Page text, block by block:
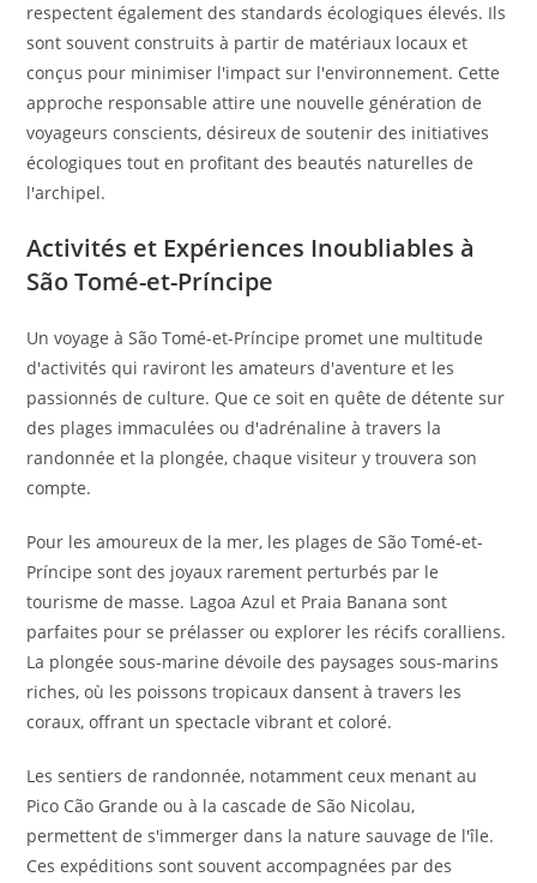
respectent également des standards écologiques élevés. Ils
sont souvent construits à partir de matériaux locaux et
conçus pour minimiser l'impact sur l'environnement. Cette
approche responsable attire une nouvelle génération de
voyageurs conscients, désireux de soutenir des initiatives
écologiques tout en profitant des beautés naturelles de
l'archipel.
Activités et Expériences Inoubliables à
São Tomé-et-Príncipe
Un voyage à São Tomé-et-Príncipe promet une multitude
d'activités qui raviront les amateurs d'aventure et les
passionnés de culture. Que ce soit en quête de détente sur
des plages immaculées ou d'adrénaline à travers la
randonnée et la plongée, chaque visiteur y trouvera son
compte.
Pour les amoureux de la mer, les plages de São Tomé-et-
Príncipe sont des joyaux rarement perturbés par le
tourisme de masse. Lagoa Azul et Praia Banana sont
parfaites pour se prélasser ou explorer les récifs coralliens.
La plongée sous-marine dévoile des paysages sous-marins
riches, où les poissons tropicaux dansent à travers les
coraux, offrant un spectacle vibrant et coloré.
Les sentiers de randonnée, notamment ceux menant au
Pico Cão Grande ou à la cascade de São Nicolau,
permettent de s'immerger dans la nature sauvage de l'île.
Ces expéditions sont souvent accompagnées par des